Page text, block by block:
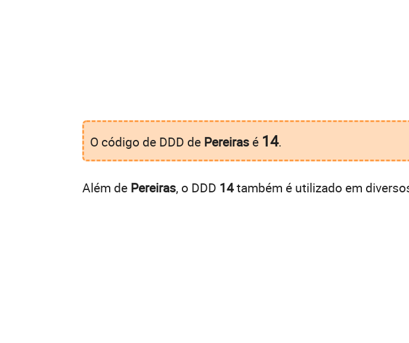
O código de DDD de Pereiras é 14.
Além de Pereiras, o DDD 14também é utilizado em